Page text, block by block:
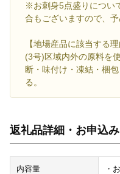
※お刺身5点盛りについ
合もございますので、予
【地場産品に該当する理
(3号)区域内外の原料を
断・味付け・凍結・梱
る。
返礼品詳細・お申込
内容量 ・